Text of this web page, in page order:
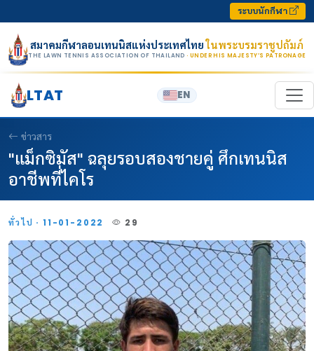
ระบบนักกีฬา
สมาคมกีฬาลอนเทนนิสแห่งประเทศไทยในพระบรมราชูปถัมภ์
THE LAWN TENNIS ASSOCIATION OF THAILAND · UNDER HIS MAJESTY’S PATRONAGE
LTAT EN
ข่าวสาร
"แม็กซิมัส" ฉลุยรอบสองชายคู่ ศึกเทนนิส
อาชีพที่ไคโร
ทั่วไป · 11-01-2022 29